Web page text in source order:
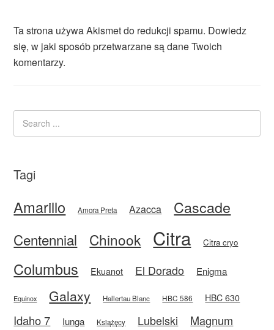
Ta strona używa Akismet do redukcji spamu. Dowiedz
się, w jaki sposób przetwarzane są dane Twoich
komentarzy.
Tagi
Amarillo Amora Preta Azacca Cascade
Centennial Chinook Citra Citra cryo
Columbus Ekuanot El Dorado Enigma
Equinox Galaxy Hallertau Blanc HBC 586 HBC 630
Idaho 7 Iunga Książęcy Lubelski
Magnum